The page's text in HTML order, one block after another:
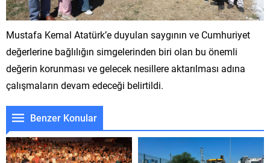
Mustafa Kemal Atatürk’e duyulan saygının ve Cumhuriyet
değerlerine bağlılığın simgelerinden biri olan bu önemli
değerin korunması ve gelecek nesillere aktarılması adına
çalışmaların devam edeceği belirtildi.
Benzer Konular